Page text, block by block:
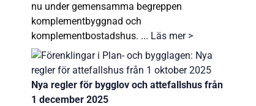
nu under gemensamma begreppen
komplementbyggnad och
komplementbostadshus. ... Läs mer >
Nya regler för bygglov och attefallshus från
1 december 2025